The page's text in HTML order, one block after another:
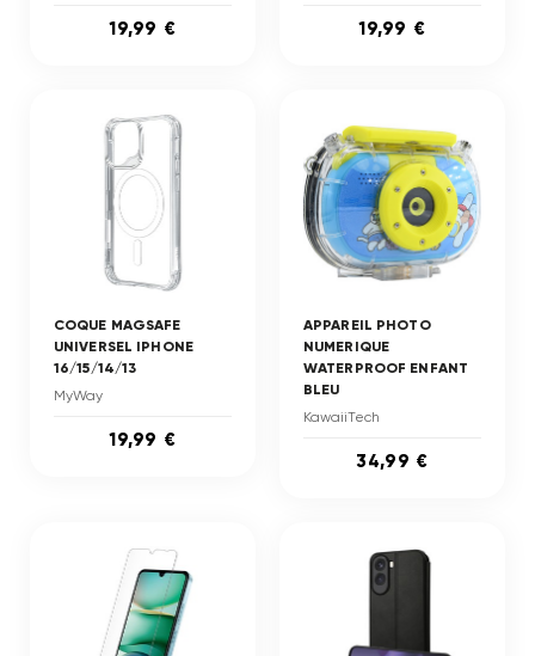
19,99 € 19,99 €
COQUE MAGSAFE
UNIVERSEL IPHONE
16/15/14/13
MyWay
19,99 €
APPAREIL PHOTO
NUMERIQUE
WATERPROOF ENFANT
BLEU
KawaiiTech
34,99 €